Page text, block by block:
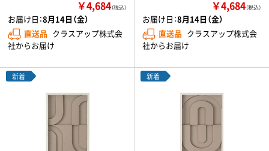
￥4,684（税込）
お届け日：8月14日（金）
直送品 クラスアップ株式会
社からお届け
￥4,684（税込）
お届け日：8月14日（金）
直送品 クラスアップ株式会
社からお届け
新着 新着